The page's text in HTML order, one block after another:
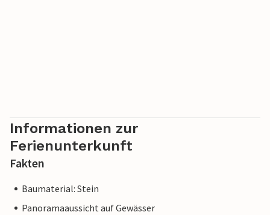
Informationen zur
Ferienunterkunft
Fakten
Baumaterial: Stein
Panoramaaussicht auf Gewässer